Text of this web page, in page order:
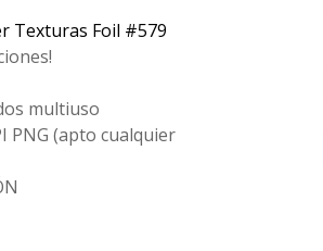
Texturas Foil #579
multiuso
PNG (apto cualquier